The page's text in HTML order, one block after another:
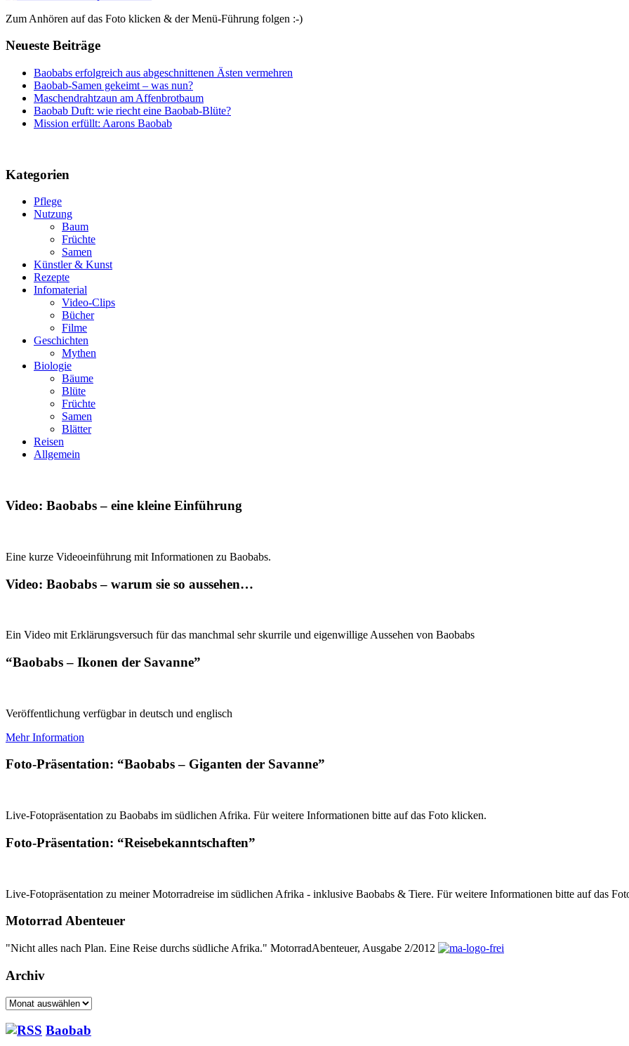
Zum Anhören auf das Foto klicken & der Menü-Führung folgen :-)
Neueste Beiträge
Baobabs erfolgreich aus abgeschnittenen Ästen vermehren
Baobab-Samen gekeimt – was nun?
Maschendrahtzaun am Affenbrotbaum
Baobab Duft: wie riecht eine Baobab-Blüte?
Mission erfüllt: Aarons Baobab
Kategorien
Pflege
Nutzung
Baum
Früchte
Samen
Künstler & Kunst
Rezepte
Infomaterial
Video-Clips
Bücher
Filme
Geschichten
Mythen
Biologie
Bäume
Blüte
Früchte
Samen
Blätter
Reisen
Allgemein
Video: Baobabs – eine kleine Einführung
Eine kurze Videoeinführung mit Informationen zu Baobabs.
Video: Baobabs – warum sie so aussehen…
Ein Video mit Erklärungsversuch für das manchmal sehr skurrile und eigenwillige Aussehen von Baobabs
“Baobabs – Ikonen der Savanne”
Veröffentlichung verfügbar in deutsch und englisch
Mehr Information
Foto-Präsentation: “Baobabs – Giganten der Savanne”
Live-Fotopräsentation zu Baobabs im südlichen Afrika. Für weitere Informationen bitte auf das Foto klicken.
Foto-Präsentation: “Reisebekanntschaften”
Live-Fotopräsentation zu meiner Motorradreise im südlichen Afrika - inklusive Baobabs & Tiere. Für weitere Informationen bitte auf das
Motorrad Abenteuer
"Nicht alles nach Plan. Eine Reise durchs südliche Afrika." MotorradAbenteuer, Ausgabe 2/2012
Archiv
Archiv
Baobab